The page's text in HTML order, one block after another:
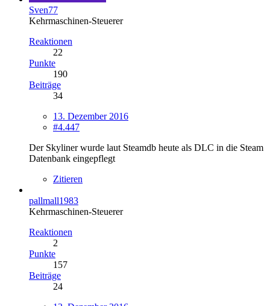
Sven77
Kehrmaschinen-Steuerer
Reaktionen
22
Punkte
190
Beiträge
34
13. Dezember 2016
#4.447
Der Skyliner wurde laut Steamdb heute als DLC in die Steam
Datenbank eingepflegt
Zitieren
pallmall1983
Kehrmaschinen-Steuerer
Reaktionen
2
Punkte
157
Beiträge
24